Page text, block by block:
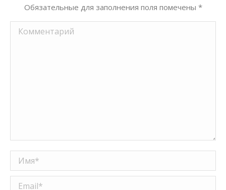
Обязательные для заполнения поля помечены *
Комментарий
Имя *
Email *